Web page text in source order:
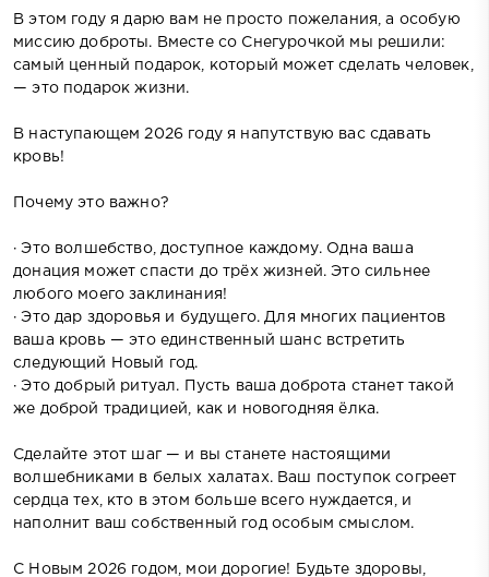
В этом году я дарю вам не просто пожелания, а особую
миссию доброты. Вместе со Снегурочкой мы решили:
самый ценный подарок, который может сделать человек,
— это подарок жизни.
В наступающем 2026 году я напутствую вас сдавать
кровь!
Почему это важно?
· Это волшебство, доступное каждому. Одна ваша
донация может спасти до трёх жизней. Это сильнее
любого моего заклинания!
· Это дар здоровья и будущего. Для многих пациентов
ваша кровь — это единственный шанс встретить
следующий Новый год.
· Это добрый ритуал. Пусть ваша доброта станет такой
же доброй традицией, как и новогодняя ёлка.
Сделайте этот шаг — и вы станете настоящими
волшебниками в белых халатах. Ваш поступок согреет
сердца тех, кто в этом больше всего нуждается, и
наполнит ваш собственный год особым смыслом.
С Новым 2026 годом, мои дорогие! Будьте здоровы,